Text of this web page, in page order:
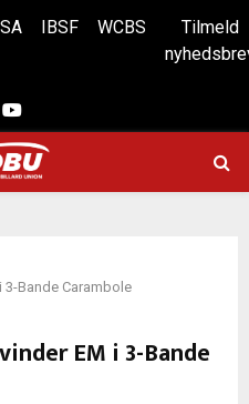
IBSF WCBS
Tilmeld
Facebook
Youtube
3-Bande Carambole
EM i 3-Bande